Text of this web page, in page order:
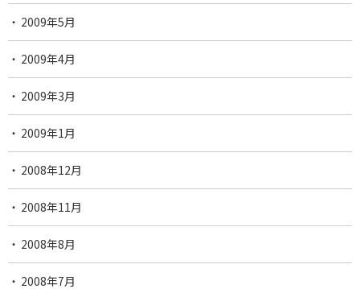
2009年5月
2009年4月
2009年3月
2009年1月
2008年12月
2008年11月
2008年8月
2008年7月